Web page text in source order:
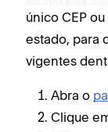
único CEP
estado, para
vigentes
Abra o
Clique